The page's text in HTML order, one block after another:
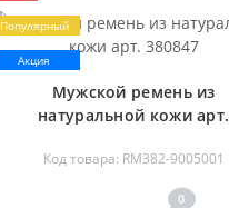
Популярный
Акция
Мужской ремень из
натуральной кожи арт.
Код товара: RM382-9005001
0